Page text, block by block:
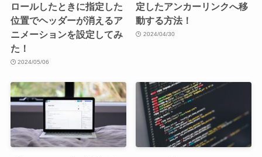
ロールしたときに指定した
位置でヘッダーが消えるア
ニメーションを設定してみ
た！
2024/05/06
定したアンカーリンクへ移
動する方法！
2024/04/30